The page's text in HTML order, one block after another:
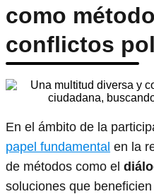
como
conflictos
En el ámbito de la
papel fundamental en la
de métodos como el
soluciones que